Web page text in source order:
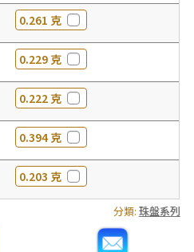
0.261 克
0.229 克
0.222 克
0.394 克
0.203 克
分類: 珠盤系列